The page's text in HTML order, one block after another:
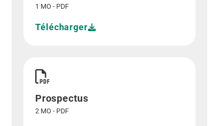
1 MO - PDF
Télécharger
Prospectus
2 MO - PDF